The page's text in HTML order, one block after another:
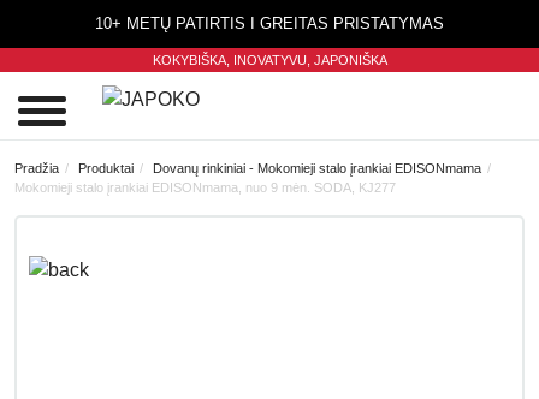
10+ METŲ PATIRTIS I GREITAS PRISTATYMAS
KOKYBIŠKA, INOVATYVU, JAPONIŠKA
Pradžia Produktai
Dovanų rinkiniai - Mokomieji stalo įrankiai EDISONmama
Mokomieji stalo įrankiai EDISONmama, nuo 9 mėn. SODA, KJ277